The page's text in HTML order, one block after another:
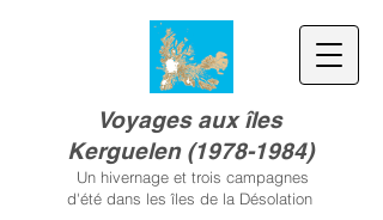
Voyages aux îles
Kerguelen (1978-1984)
Un hivernage et trois campagnes
d'été dans les îles de la Désolation